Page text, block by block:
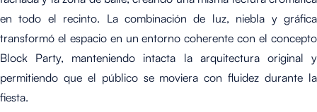
en todo el recinto. La combinación de luz, niebla y gráfica
transformó el espacio en un entorno coherente con el concepto
Block Party, manteniendo intacta la arquitectura original y
permitiendo que el público se moviera con fluidez durante la
fiesta.